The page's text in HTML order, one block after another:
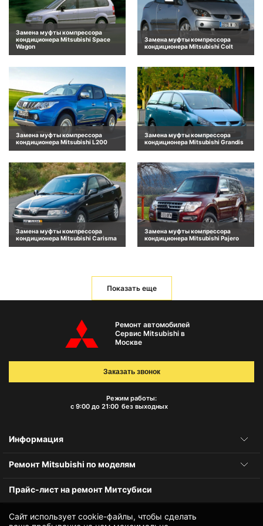
Замена муфты компрессора
кондиционера Mitsubishi Space
Wagon
Замена муфты компрессора
кондиционера Mitsubishi Colt
Замена муфты компрессора
кондиционера Mitsubishi L200
Замена муфты компрессора
кондиционера Mitsubishi Grandis
Замена муфты компрессора
кондиционера Mitsubishi Carisma
Замена муфты компрессора
кондиционера Mitsubishi Pajero
Показать еще
Сайт использует cookie-файлы, чтобы сделать
Ремонт автомобилей
Сервис Mitsubishi в
Москве
Режим работы:
с 9:00 до 21:00 без выходных
Заказать звонок
Информация
Ремонт Mitsubishi по моделям
Прайс-лист на ремонт Митсубиси